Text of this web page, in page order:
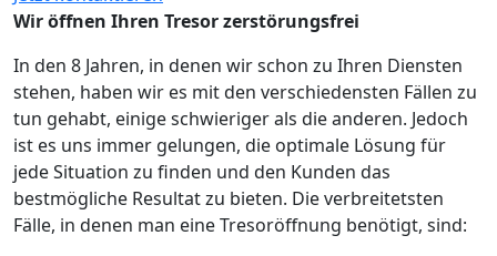
Wir öffnen Ihren Tresor zerstörungsfrei
In den 8 Jahren, in denen wir schon zu Ihren Diensten
stehen, haben wir es mit den verschiedensten Fällen zu
tun gehabt, einige schwieriger als die anderen. Jedoch
ist es uns immer gelungen, die optimale Lösung für
jede Situation zu finden und den Kunden das
bestmögliche Resultat zu bieten. Die verbreitetsten
Fälle, in denen man eine Tresoröffnung benötigt, sind: